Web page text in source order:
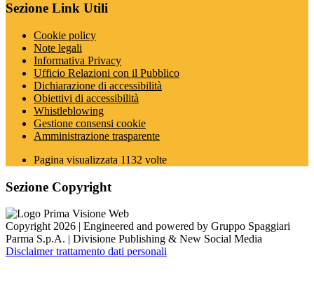
Sezione Link Utili
Cookie policy
Note legali
Informativa Privacy
Ufficio Relazioni con il Pubblico
Dichiarazione di accessibilità
Obiettivi di accessibilità
Whistleblowing
Gestione consensi cookie
Amministrazione trasparente
Pagina visualizzata 1132 volte
Sezione Copyright
Copyright 2026 | Engineered and powered by Gruppo Spaggiari
Parma S.p.A. | Divisione Publishing & New Social Media
Disclaimer trattamento dati personali